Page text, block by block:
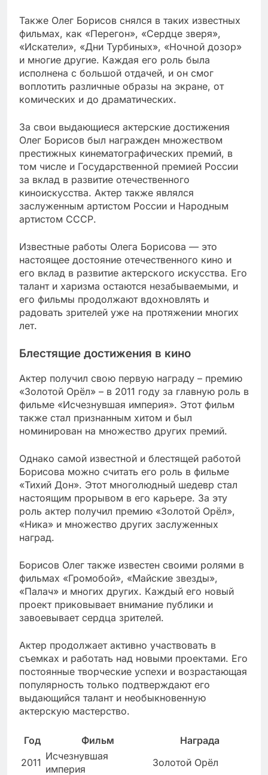
Также Олег Борисов снялся в таких известных
фильмах, как «Перегон», «Сердце зверя»,
«Искатели», «Дни Турбиных», «Ночной дозор»
и многие другие. Каждая его роль была
исполнена с большой отдачей, и он смог
воплотить различные образы на экране, от
комических и до драматических.
За свои выдающиеся актерские достижения
Олег Борисов был награжден множеством
престижных кинематографических премий, в
том числе и Государственной премией России
за вклад в развитие отечественного
киноискусства. Актер также являлся
заслуженным артистом России и Народным
артистом СССР.
Известные работы Олега Борисова — это
настоящее достояние отечественного кино и
его вклад в развитие актерского искусства. Его
талант и харизма остаются незабываемыми, и
его фильмы продолжают вдохновлять и
радовать зрителей уже на протяжении многих
лет.
Блестящие достижения в кино
Актер получил свою первую награду – премию
«Золотой Орёл» – в 2011 году за главную роль в
фильме «Исчезнувшая империя». Этот фильм
также стал признанным хитом и был
номинирован на множество других премий.
Однако самой известной и блестящей работой
Борисова можно считать его роль в фильме
«Тихий Дон». Этот многолюдный шедевр стал
настоящим прорывом в его карьере. За эту
роль актер получил премию «Золотой Орёл»,
«Ника» и множество других заслуженных
наград.
Борисов Олег также известен своими ролями в
фильмах «Громобой», «Майские звезды»,
«Палач» и многих других. Каждый его новый
проект приковывает внимание публики и
завоевывает сердца зрителей.
Актер продолжает активно участвовать в
съемках и работать над новыми проектами. Его
постоянные творческие успехи и возрастающая
популярность только подтверждают его
выдающийся талант и необыкновенную
актерскую мастерство.
Год Фильм
Награда
2011
Исчезнувшая
империя
Золотой Орёл